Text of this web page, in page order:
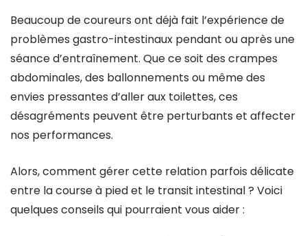
Beaucoup de coureurs ont déjà fait l’expérience de
problèmes gastro-intestinaux pendant ou après une
séance d’entraînement. Que ce soit des crampes
abdominales, des ballonnements ou même des
envies pressantes d’aller aux toilettes, ces
désagréments peuvent être perturbants et affecter
nos performances.
Alors, comment gérer cette relation parfois délicate
entre la course à pied et le transit intestinal ? Voici
quelques conseils qui pourraient vous aider :